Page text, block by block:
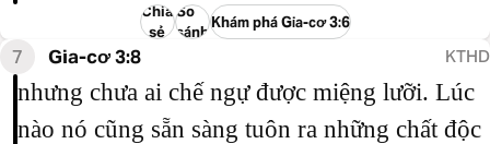
Chia
sẻ
So
sánh
Khám phá Gia-cơ 3:6
7 Gia-cơ 3:8 KTHD
nhưng chưa ai chế ngự được miệng lưỡi. Lúc
nào nó cũng sẵn sàng tuôn ra những chất độc